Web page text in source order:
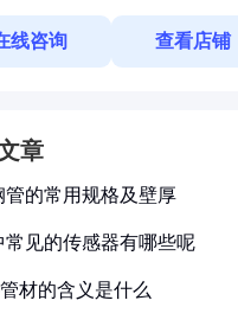
线咨询 查看店铺
章
管的常用规格及壁厚
常见的传感器有哪些呢
材的含义是什么